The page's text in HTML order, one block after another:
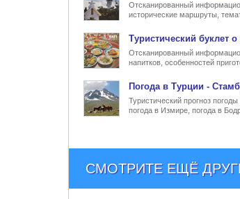
Отсканированный
исторические маршруты,
Туристический буклет о
Отсканированный
напитков, особенностей
Погода в Турции -
Туристический прогноз
погода в Измире, погода в
СМОТРИТЕ ЕЩЁ